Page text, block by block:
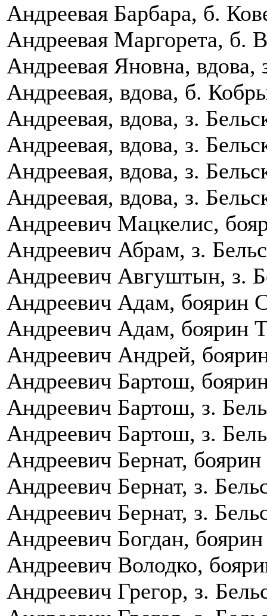
Андреевая Барбара, б.
Андреевая Маргорета, б.
Андреевая Яновна, вдова,
Андреевая, вдова, б.
Андреевая, вдова, з.
Андреевая, вдова, з.
Андреевая, вдова, з.
Андреевая, вдова, з.
Андреевич Мацкелис,
Андреевич Абрам, з.
Андреевич Авгуштын, з.
Андреевич Адам, боярин
Андреевич Адам, боярин
Андреевич Андрей,
Андреевич Бартош,
Андреевич Бартош, з.
Андреевич Бартош, з.
Андреевич Бернат,
Андреевич Бернат, з.
Андреевич Бернат, з.
Андреевич Богдан,
Андреевич Володко,
Андреевич Грегор, з.